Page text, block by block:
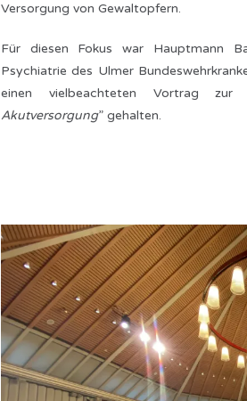
Versorgung von Gewaltopfern.
Für diesen Fokus war Hauptmann
Psychiatrie des Ulmer
einen vielbeachteten Vortrag zur
Akutversorgung” gehalten.